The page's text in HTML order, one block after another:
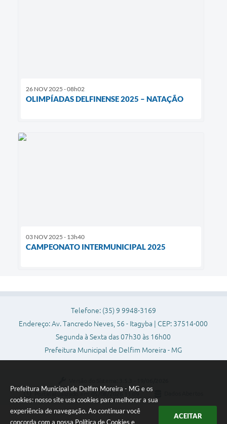
Prefeitura Municipal de Delfim Moreira - MG e os
cookies: nosso site usa cookies para melhorar a sua
experiência de navegação. Ao continuar você
concorda com a nossa Política de Cookies e
ACEITAR
26 NOV 2025 - 08h02
OLIMPÍADAS DELFINENSE 2025 – NATAÇÃO
03 NOV 2025 - 13h40
CAMPEONATO INTERMUNICIPAL 2025
Telefone: (35) 9 9948-3169
Endereço: Av. Tancredo Neves, 56 - Itagyba | CEP: 37514-000
Segunda à Sexta das 07h30 às 16h00
Prefeitura Municipal de Delfim Moreira - MG
Portal atualizado em: